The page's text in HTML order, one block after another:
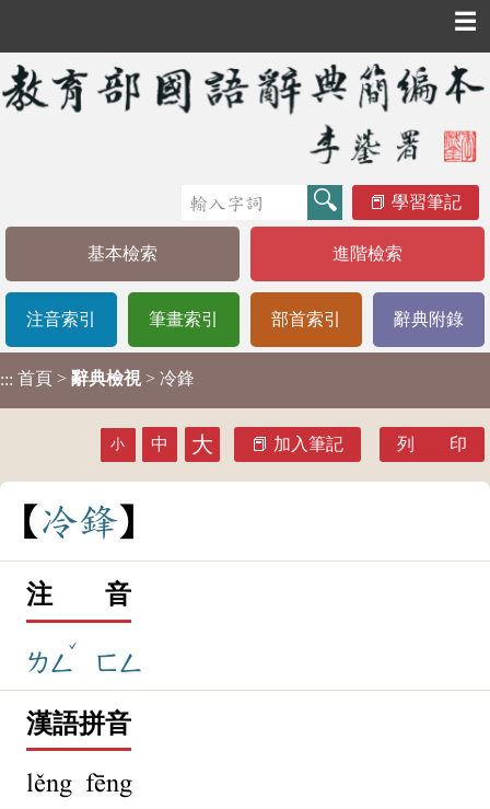
☰
學習筆記
基本檢索 進階檢索
注音索引 筆畫索引 部首索引 辭典附錄
::: 首頁 > 辭典檢視 > 冷鋒
小 中 大 加入筆記 列 印
冷鋒
注 音
ㄌㄥ
ˇ
ㄈㄥ
漢語拼音
lěng fēng